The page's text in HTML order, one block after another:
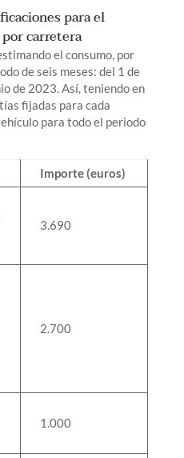
para el
carretera
el consumo, por
de seis meses: del 1 de
de 2023. Así, teniendo en
fijadas para cada
para todo el periodo
Importe (euros)
3.690
2.700
1.000